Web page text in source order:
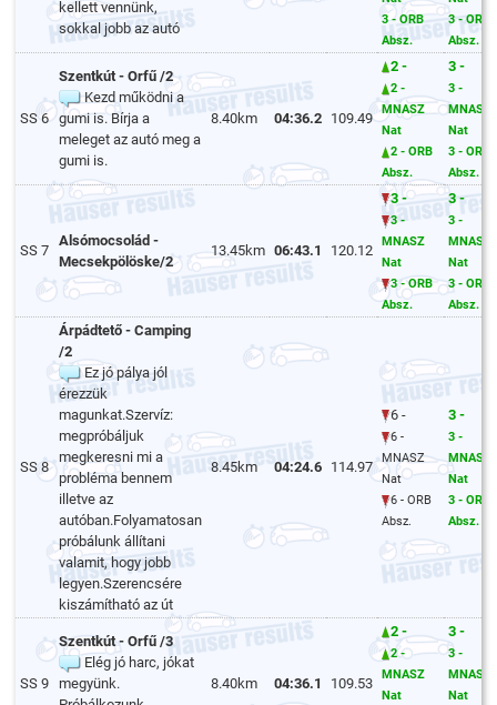
kellett vennünk,
sokkal jobb az autó
3 - ORB
Absz.
3 - ORB
Absz.
SS 6
Szentkút - Orfű /2
Kezd működni a
gumi is. Bírja a
meleget az autó meg a
gumi is.
8.40km 04:36.2 109.49
2 -
2 -
MNASZ
Nat
2 - ORB
Absz.
3 -
3 -
MNASZ
Nat
3 - ORB
Absz.
SS 7
Alsómocsolád -
Mecsekpölöske/2
13.45km 06:43.1 120.12
3 -
3 -
MNASZ
Nat
3 - ORB
Absz.
3 -
3 -
MNASZ
Nat
3 - ORB
Absz.
SS 8
Árpádtető - Camping
/2
Ez jó pálya jól
érezzük
magunkat.Szervíz:
megpróbáljuk
megkeresni mi a
probléma bennem
illetve az
autóban.Folyamatosan
próbálunk állítani
valamit, hogy jobb
legyen.Szerencsére
kiszámítható az út
8.45km 04:24.6 114.97
6 -
6 -
MNASZ
Nat
6 - ORB
Absz.
3 -
3 -
MNASZ
Nat
3 - ORB
Absz.
SS 9
Szentkút - Orfű /3
Elég jó harc, jókat
megyünk.
8.40km 04:36.1 109.53
2 -
2 -
MNASZ
Nat
3 -
3 -
MNASZ
Nat